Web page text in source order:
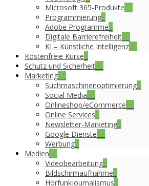
Microsoft 365-Produkte
Programmierung
Adobe Programme
Digitale Barrierefreiheit
KI – Künstliche Intelligenz
Kostenfreie Kurse
Schutz und Sicherheit
Marketing
Suchmaschinenoptimierung
Social Media
Onlineshop/eCommerce
Online Services
Newsletter-Marketing
Google Dienste
Werbung
Medien
Videobearbeitung
Bildschirmaufnahme
Hörfunkjournalismus